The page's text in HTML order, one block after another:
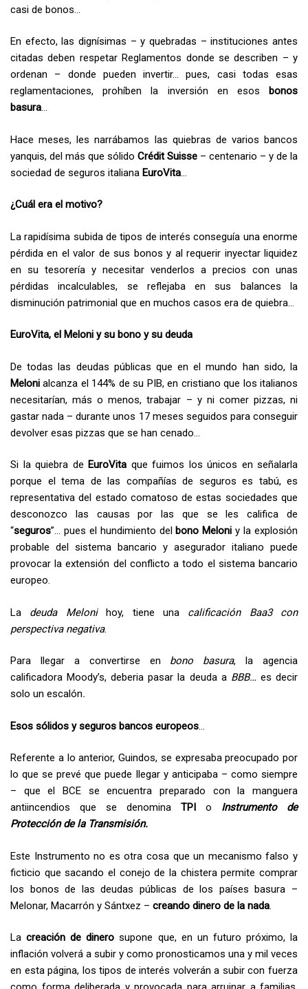
casi de bonos…
En efecto, las dignísimas – y quebradas – instituciones antes
citadas deben respetar Reglamentos donde se describen – y
ordenan – donde pueden invertir… pues, casi todas esas
reglamentaciones, prohíben la inversión en esos bonos
basura…
Hace meses, les narrábamos las quiebras de varios bancos
yanquis, del más que sólido Crédit Suisse – centenario – y de la
sociedad de seguros italiana EuroVita
¿Cuál era el motivo?
La rapidísima subida de tipos de interés conseguía una enorme
pérdida en el valor de sus bonos y al requerir inyectar liquidez
en su tesorería y necesitar venderlos a precios con unas
pérdidas incalculables, se reflejaba en sus balances la
disminución patrimonial que en muchos casos era de quiebra…
EuroVita, el Meloni y su bono y su deuda
De todas las deudas públicas que en el mundo han sido, la
Meloni alcanza el 144% de su PIB, en cristiano que los italianos
necesitarían, más o menos, trabajar – y ni comer pizzas, ni
gastar nada – durante unos 17 meses seguidos para conseguir
devolver esas pizzas que se han cenado…
Si la quiebra de EuroVita que fuimos los únicos en señalarla
porque el tema de las compañías de seguros es tabú, es
representativa del estado comatoso de estas sociedades que
desconozco las causas por las que se les califica de
“seguros”… pues el hundimiento delbono Meloni y la explosión
probable del sistema bancario y asegurador italiano puede
provocar la extensión del conflicto a todo el sistema bancario
europeo.
La deuda Melonihoy, tiene una calificación Baa3 con
perspectiva negativa.
Para llegar a convertirse en bono basura, la agencia
calificadora Moody’s, deberia pasar la deuda a BBB… es decir
solo un escalón.
Esos sólidos y seguros bancos europeos
Referente a lo anterior, Guindos, se expresaba preocupado por
lo que se prevé que puede llegar y anticipaba – como siempre
– que el BCE se encuentra preparado con la manguera
antiincendios que se denomina TPI o Instrumento de
Protección de la Transmisión.
Este Instrumento no es otra cosa que un mecanismo falso y
ficticio que sacando el conejo de la chistera permite comprar
los bonos de las deudas públicas de los países basura –
Melonar, Macarrón y Sántxez – creando dinero de la nada
Lacreación de dinero supone que, en un futuro próximo, la
inflación volverá a subir y como pronosticamos una y mil veces
en esta página, los tipos de interés volverán a subir con fuerza